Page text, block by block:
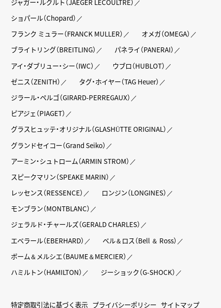
ショパール（Chopard）
フランク ミュラー（FRANCK MULLER）
オメガ（OMEGA）
ブライトリング（BREITLING）
パネライ（PANERAI）
アイ・ダブリュー・シー（IWC）
ウブロ（HUBLOT）
ゼニス（ZENITH）
タグ・ホイヤー（TAG Heuer）
ジラール・ペルゴ（GIRARD-PERREGAUX）
ピアジェ（PIAGET）
グラスヒュッテ・オリジナル（GLASHÜTTE ORIGINAL）
グランドセイコー（Grand Seiko）
アーミン・シュトローム（ARMIN STROM）
スピークマリン（SPEAKE MARIN）
レッセンス（RESSENCE）
ロンジン（LONGINES）
モンブラン（MONTBLANC）
ジェラルド・チャールズ（GERALD CHARLES）
エベラール（EBERHARD）
ベル＆ロス（Bell ＆ Ross）
ボーム＆メルシエ（BAUME＆MERCIER）
ハミルトン（HAMILTON）
ジーショック（G-SHOCK）
特定商取引法に基づく表示 プライバシーポリシー サイトマップ